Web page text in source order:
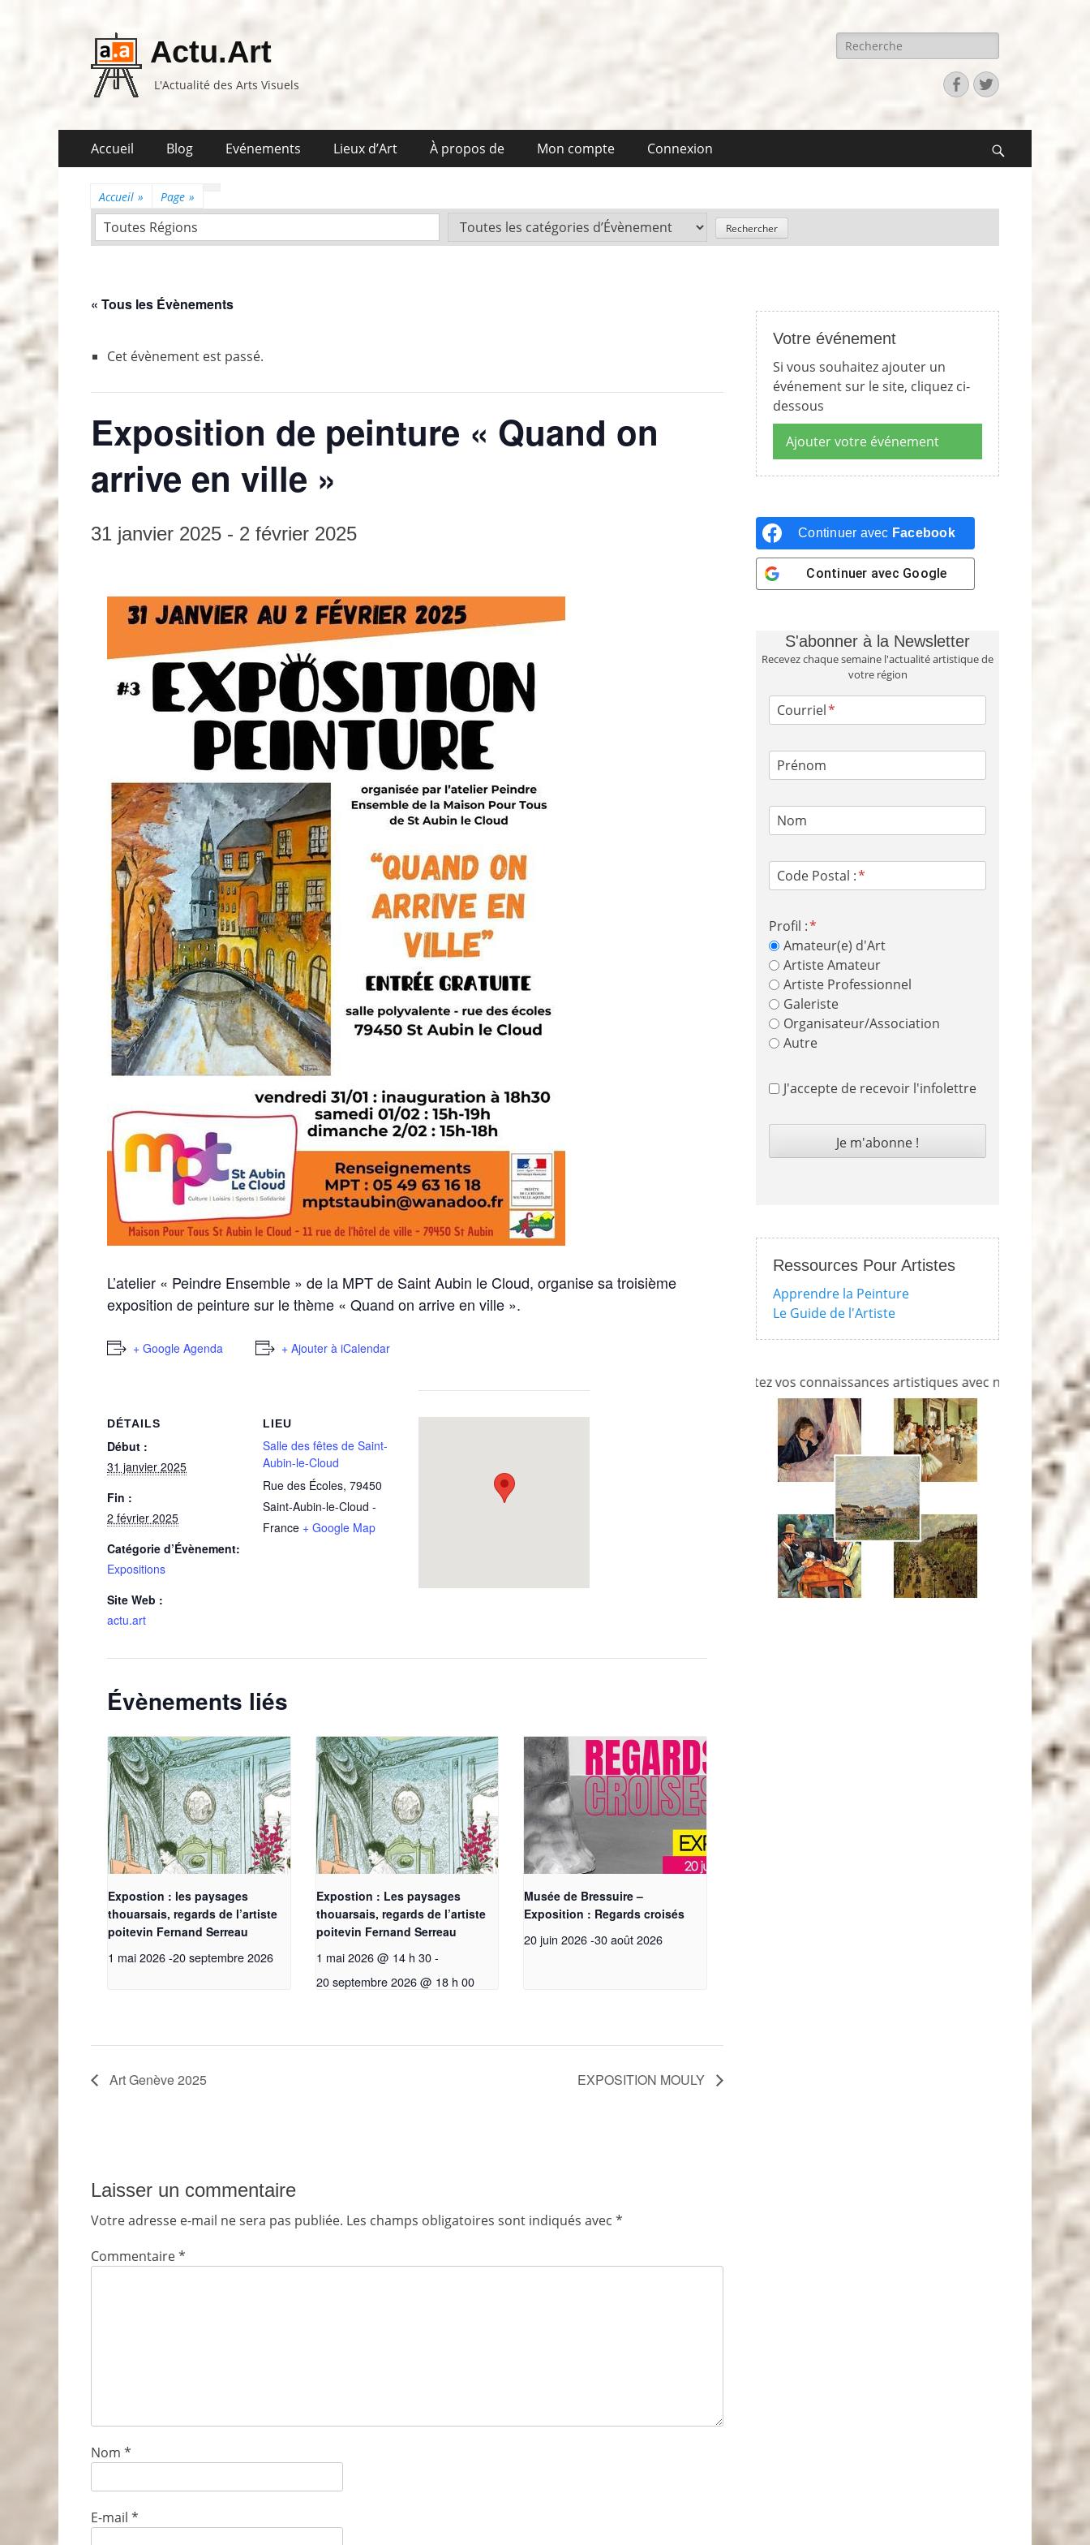
Actu.Art
L'Actualité des Arts Visuels
Recherche
pour:
Facebook
Twitter
Premier
menu
Accueil Blog Evénements Lieux d’Art À propos de Mon compte Connexion
Accueil » Page »
Toutes Régions
« Tous les Évènements
Cet évènement est passé.
Exposition de peinture « Quand on
arrive en ville »
31 janvier 2025 - 2 février 2025
L’atelier « Peindre Ensemble » de la MPT de Saint Aubin le Cloud, organise sa troisième
exposition de peinture sur le thème « Quand on arrive en ville ».
+ Google Agenda + Ajouter à iCalendar
DÉTAILS
Début :
31 janvier 2025
Fin :
2 février 2025
Catégorie d’Évènement:
Expositions
Site Web :
actu.art
LIEU
Salle des fêtes de Saint-
Aubin-le-Cloud
Rue des Écoles, 79450
Saint-Aubin-le-Cloud -
France + Google Map
Évènements liés
Expostion : les paysages
thouarsais, regards de l’artiste
poitevin Fernand Serreau
1 mai 2026-20 septembre 2026
Expostion : Les paysages
thouarsais, regards de l’artiste
poitevin Fernand Serreau
1 mai 2026 @ 14 h 30 -
20 septembre 2026 @ 18 h 00
Musée de Bressuire –
Exposition : Regards croisés
20 juin 2026-30 août 2026
Art Genève 2025 EXPOSITION MOULY
Laisser un commentaire
Votre adresse e-mail ne sera pas publiée. Les champs obligatoires sont indiqués avec *
Commentaire*
Nom *
E-mail *
Votre événement
Si vous souhaitez ajouter un
événement sur le site, cliquez ci-
dessous
Ajouter votre événement
Continuer avec Facebook
Continuer avec Google
S'abonner à la Newsletter
Recevez chaque semaine l'actualité artistique de
votre région
Courriel
Prénom
Nom
Code Postal :
Profil :
Amateur(e) d'Art
Artiste Amateur
Artiste Professionnel
Galeriste
Organisateur/Association
Autre
J'accepte de recevoir l'infolettre
Ressources Pour Artistes
Apprendre la Peinture
Le Guide de l'Artiste
Testez vos connaissances artistiques avec nos quizzes sur